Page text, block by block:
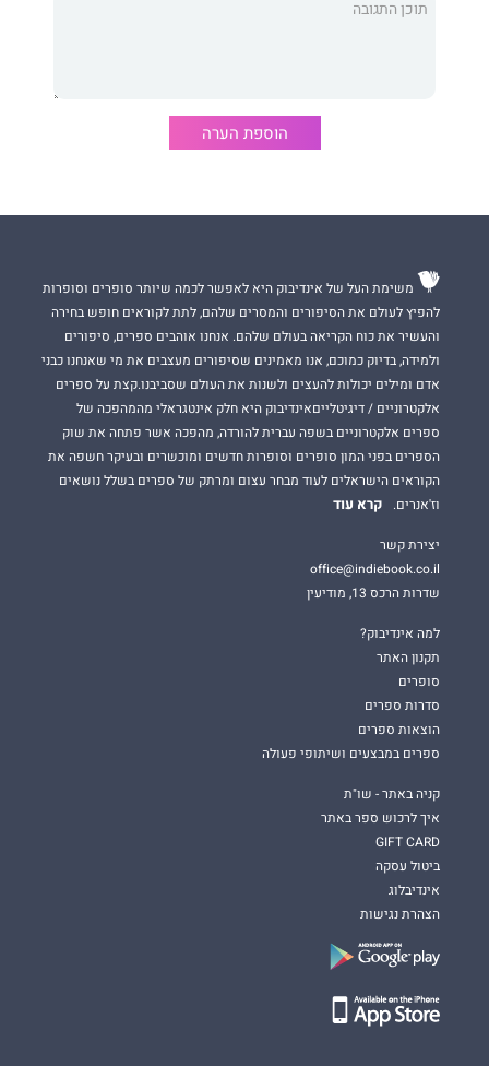
הוספת הערה
משימת העל של אינדיבוק היא לאפשר לכמה שיותר סופרים וסופרות
להפיץ לעולם את הסיפורים והמסרים שלהם, לתת לקוראים חופש בחירה
והעשיר את כוח הקריאה בעולם שלהם. אנחנו אוהבים ספרים, סיפורים
ולמידה, בדיוק כמוכם, אנו מאמינים שסיפורים מעצבים את מי שאנחנו כבני
אדם ומילים יכולות להעצים ולשנות את העולם שסביבנו.קצת על ספרים
אלקטרוניים / דיגיטלייםאינדיבוק היא חלק אינטגראלי מהמהפכה של
ספרים אלקטרוניים בשפה עברית להורדה, מהפכה אשר פתחה את שוק
הספרים בפני המון סופרים וסופרות חדשים ומוכשרים ובעיקר חשפה את
הקוראים הישראלים לעוד מבחר עצום ומרתק של ספרים בשלל נושאים
וז'אנרים.
קרא עוד
יצירת קשר
office@indiebook.co.il
שדרות הרכס 13, מודיעין
למה אינדיבוק?
תקנון האתר
סופרים
סדרות ספרים
הוצאות ספרים
ספרים במבצעים ושיתופי פעולה
קניה באתר - שו"ת
איך לרכוש ספר באתר
GIFT CARD
ביטול עסקה
אינדיבלוג
הצהרת נגישות